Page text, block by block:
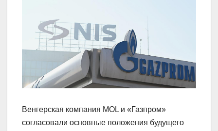
Венгерская компания MOL и «Газпром»
согласовали основные положения будущего